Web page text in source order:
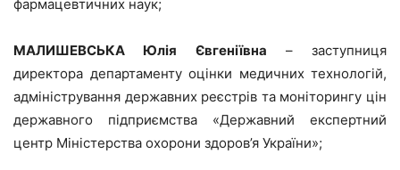
фармацевтичних наук;
МАЛИШЕВСЬКА Юлія Євгеніївна – заступниця
директора департаменту оцінки медичних технологій,
адміністрування державних реєстрів та моніторингу цін
державного підприємства «Державний експертний
центр Міністерства охорони здоров’я України»;